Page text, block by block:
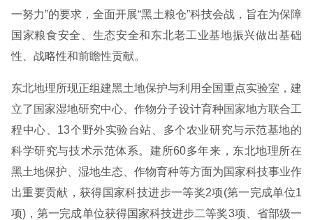
一努力”的要求，全面开展“黑土粮仓”科技会战，旨在为保障
国家粮食安全、生态安全和东北老工业基地振兴做出基础
性、战略性和前瞻性贡献。
东北地理所现正组建黑土地保护与利用全国重点实验室，建
立了国家湿地研究中心、作物分子设计育种国家地方联合工
程中心、13个野外实验台站、多个农业研究与示范基地的
科学研究与技术示范体系。建所60多年来，东北地理所在
黑土地保护、湿地生态、作物育种等方面为国家科技事业作
出重要贡献，获得国家科技进步一等奖2项(第一完成单位1
项)，第一完成单位获得国家科技进步二等奖3项、省部级一